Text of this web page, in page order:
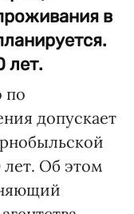
в
лет.
по
допускает
лет. Об этом